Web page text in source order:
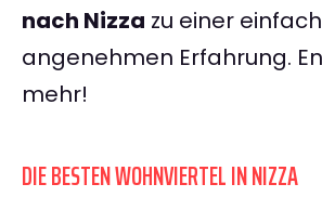
nach Nizza zu einer
angenehmen Erfahrung.
mehr!
DIE BESTEN WOHNVIERTEL IN NIZZA